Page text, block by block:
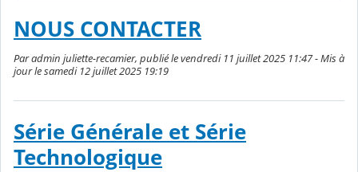
NOUS CONTACTER
Par admin juliette-recamier, publié le vendredi 11 juillet 2025 11:47 - Mis à
jour le samedi 12 juillet 2025 19:19
Série Générale et Série
Technologique